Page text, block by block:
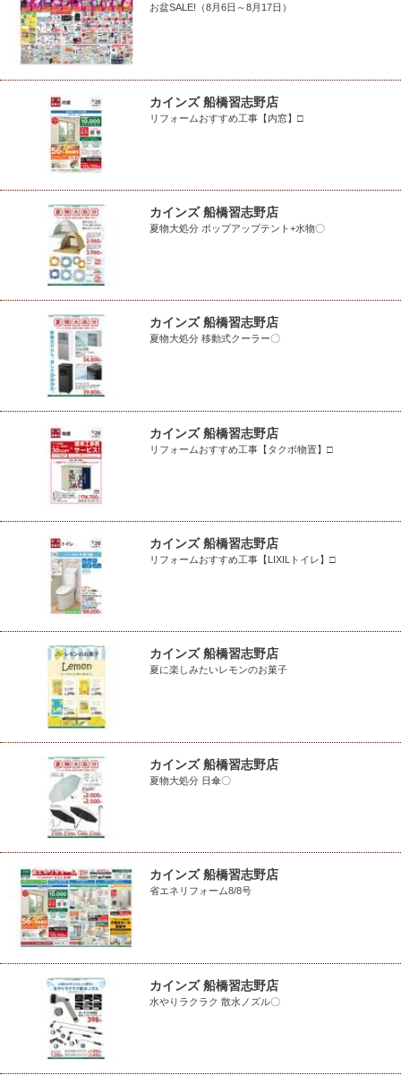
お盆SALE!（8月6日～8月17日）
カインズ 船橋習志野店
リフォームおすすめ工事【内窓】□
カインズ 船橋習志野店
夏物大処分 ポップアップテント+水物〇
カインズ 船橋習志野店
夏物大処分 移動式クーラー〇
カインズ 船橋習志野店
リフォームおすすめ工事【タクボ物置】□
カインズ 船橋習志野店
リフォームおすすめ工事【LIXILトイレ】□
カインズ 船橋習志野店
夏に楽しみたいレモンのお菓子
カインズ 船橋習志野店
夏物大処分 日傘〇
カインズ 船橋習志野店
省エネリフォーム8/8号
カインズ 船橋習志野店
水やりラクラク 散水ノズル〇